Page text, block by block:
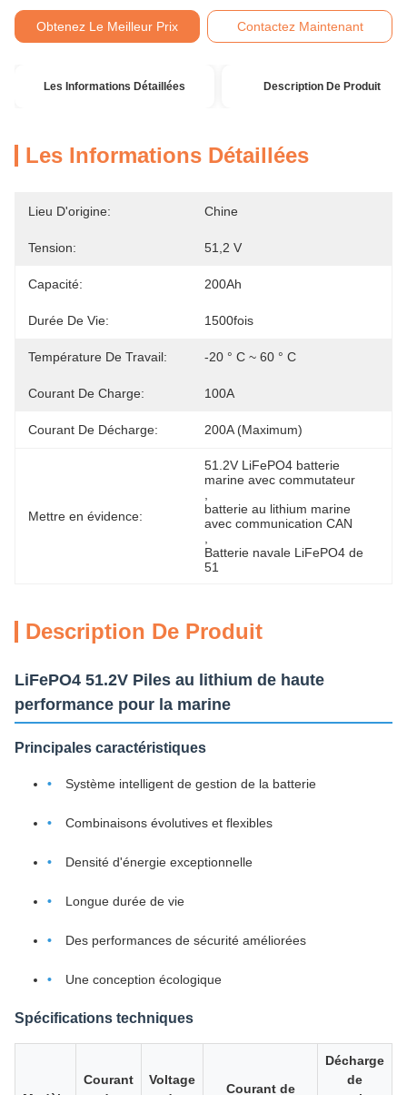
Obtenez Le Meilleur Prix Contactez Maintenant
Les Informations Détaillées Description De Produit
Les Informations Détaillées
Lieu D'origine: Chine
Tension: 51,2 V
Capacité: 200Ah
Durée De Vie: 1500fois
Température De Travail: -20 ° C ~ 60 ° C
Courant De Charge: 100A
Courant De Décharge: 200A (maximum)
Mettre en évidence:
51.2V LiFePO4 batterie
marine avec commutateur
batterie au lithium marine
avec communication CAN
Batterie navale LiFePO4 de
51
Description De Produit
LiFePO4 51.2V Piles au lithium de haute
performance pour la marine
Principales caractéristiques
Système intelligent de gestion de la batterie
Combinaisons évolutives et flexibles
Densité d'énergie exceptionnelle
Longue durée de vie
Des performances de sécurité améliorées
Une conception écologique
Spécifications techniques
Courant
Voltage
Courant de
Décharge
de